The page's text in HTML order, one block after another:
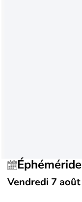
Éphéméride
Vendredi 7 août